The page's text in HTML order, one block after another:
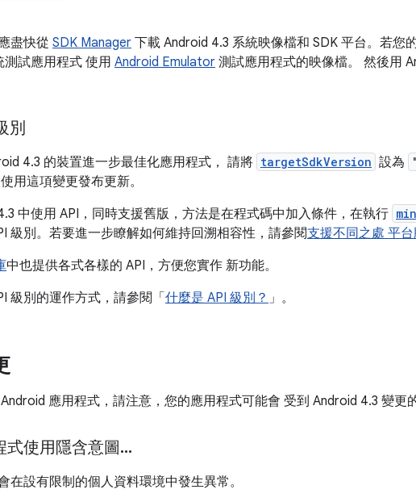
盡快從 SDK Manager 下載 Android 4.3 系統映像檔和 SDK 平台。若您
測試應用程式 使用 Android Emulator 測試應用程式的映像檔。 然後用
別
4.3 的裝置進一步最佳化應用程式， 請將 targetSdkVersion 設為
用這項變更發布更新。
中使用 API，同時支援舊版，方法是在程式碼中加入條件，在執行
級別。若要進一步瞭解如何維持回溯相容性，請參閱支援不同之處 平
中也提供各式各樣的 API，方便您實作 新功能。
級別的運作方式，請參閱「 什麼是 API 級別？ 」。
應用程式，請注意，您的應用程式可能會 受到 Android 4.3 變更
式使用隱含意圖...
在設有限制的個人資料環境中發生異常。